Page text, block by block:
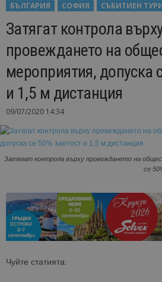
БЪЛГАРИЯ
СОФИЯ СЪБИТИЕН
Затягат контрола
провеждането на
мероприятия, допуска
и 1,5 м дистанция
09/07/2020 14:34
Затягат контрола върху провеждането на
се
Чуйте статията: